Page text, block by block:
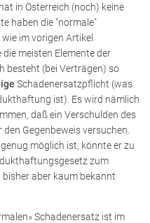
in Österreich (noch) keine
haben die "normale"
im vorigen Artikel
meisten Elemente der
besteht (bei Verträgen) so
Schadenersatzpflicht (was
ist). Es wird nämlich
daß ein Verschulden des
Gegenbeweis versuchen.
möglich ist, könnte er zu
zum
aber kaum bekannt
Schadenersatz ist im